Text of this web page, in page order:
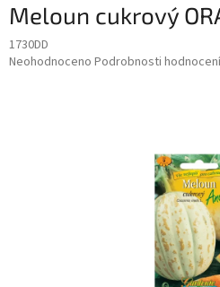
Meloun cukrový
1730DD
Průměrné
Neohodnoceno Podrobnosti hodnocení